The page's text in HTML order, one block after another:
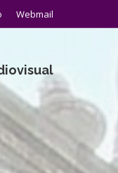
Webmail